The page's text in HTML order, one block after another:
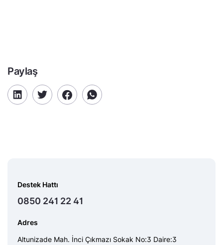
Paylaş
Destek Hattı
0850 241 22 41
Adres
Altunizade Mah. İnci Çıkmazı Sokak No:3 Daire:3